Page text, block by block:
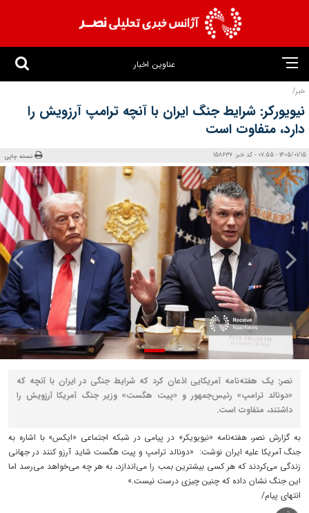
عناوین اخبار
خبر/
نیویورکر: شرایط جنگ ایران با آنچه ترامپ آرزویش را
دارد، متفاوت است
1405/01/15 - 07:55 - کد خبر: 158637 نسخه چاپی
نصر: یک هفته‌نامه آمریکایی اذعان کرد که شرایط جنگی در ایران با آنچه که
«دونالد ترامپ» رئیس‌جمهور و «پیت هگست» وزیر جنگ آمریکا آرزویش را
داشتند، متفاوت است.
به گزارش نصر، هفته‌نامه «نیویویکر» در پیامی در شبکه اجتماعی «ایکس» با اشاره به
جنگ آمریکا علیه ایران نوشت: «دونالد ترامپ و پیت هگست شاید آرزو کنند در جهانی
زندگی می‌کردند که هر کسی بیشترین بمب را می‌اندازد، به هر چه می‌خواهد می‌رسد اما
این جنگ نشان داده که چنین چیزی درست نیست.»
انتهای پیام/